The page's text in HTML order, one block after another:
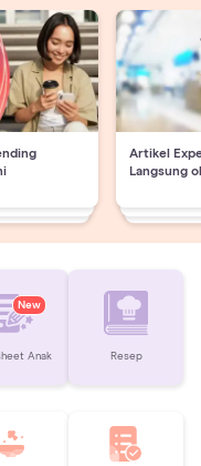
Artikel
Langsung
New
Anak Resep